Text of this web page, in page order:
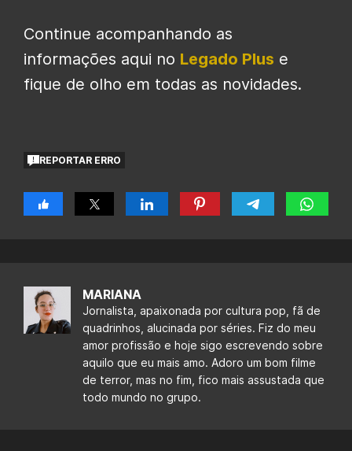
Continue acompanhando as
informações aqui no Legado Plus e
fique de olho em todas as novidades.
REPORTAR ERRO
MARIANA
Jornalista, apaixonada por cultura pop, fã de
quadrinhos, alucinada por séries. Fiz do meu
amor profissão e hoje sigo escrevendo sobre
aquilo que eu mais amo. Adoro um bom filme
de terror, mas no fim, fico mais assustada que
todo mundo no grupo.